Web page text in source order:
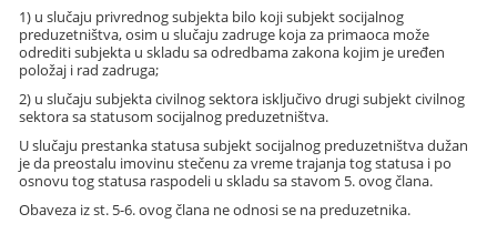
1) u slučaju privrednog subjekta bilo koji subjekt socijalnog
preduzetništva, osim u slučaju zadruge koja za primaoca može
odrediti subjekta u skladu sa odredbama zakona kojim je uređen
položaj i rad zadruga;
2) u slučaju subjekta civilnog sektora isključivo drugi subjekt civilnog
sektora sa statusom socijalnog preduzetništva.
U slučaju prestanka statusa subjekt socijalnog preduzetništva dužan
je da preostalu imovinu stečenu za vreme trajanja tog statusa i po
osnovu tog statusa raspodeli u skladu sa stavom 5. ovog člana.
Obaveza iz st. 5-6. ovog člana ne odnosi se na preduzetnika.